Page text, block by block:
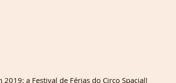
a Festival de Férias do Circo Spacial!